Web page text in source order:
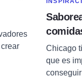
Chicago
que es